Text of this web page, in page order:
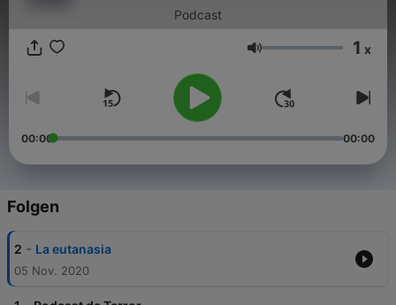
Podcast
Lautstärke 1 x
00:00 00:00
Folgen
2 - La eutanasia
05 Nov. 2020